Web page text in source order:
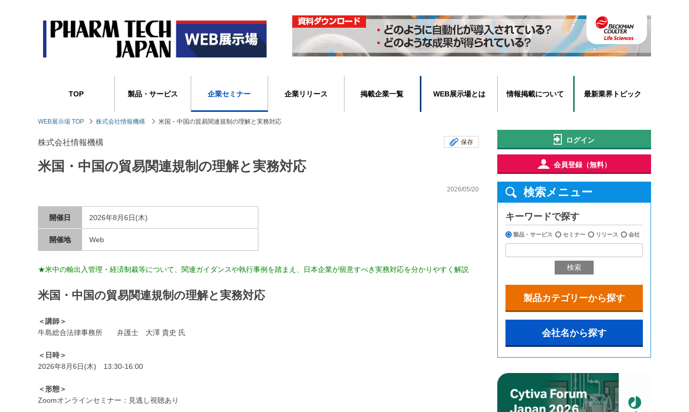
TOP 製品・サービス 企業セミナー 企業リリース 掲載企業一覧 WEB展示場とは 情報掲載について 最新業界トピック
WEB展示場 TOP 株式会社情報機構 米国・中国の貿易関連規制の理解と実務対応
株式会社情報機構 保存
米国・中国の貿易関連規制の理解と実務対応
2026/05/20
開催日 2026年8月6日(木)
開催地 Web
★米中の輸出入管理・経済制裁等について、関連ガイダンスや執行事例を踏まえ、日本企業が留意すべき実務対応を分かりやすく解説
米国・中国の貿易関連規制の理解と実務対応
＜講師＞
牛島総合法律事務所 弁護士 大澤 貴史 氏
＜日時＞
2026年8月6日(木) 13:30-16:00
＜形態＞
Zoomオンラインセミナー：見逃し視聴あり
ログイン
会員登録（無料）
検索メニュー
キーワードで探す
製品・サービス セミナー リリース 会社
検索
製品カテゴリーから探す
会社名から探す